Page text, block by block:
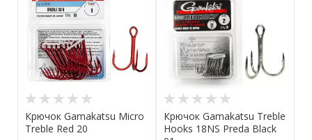
Крючок Gamakatsu Micro
Treble Red 20
Крючок Gamakatsu Treble
Hooks 18NS Preda Black